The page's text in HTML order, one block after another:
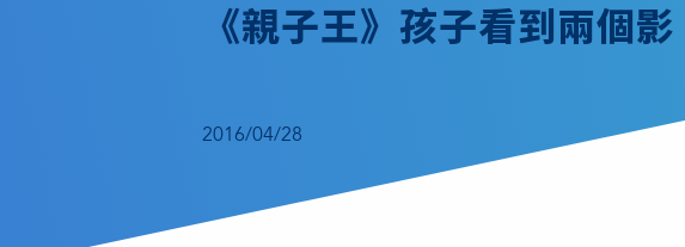
《親子王》孩子看到兩個影
2016/04/28